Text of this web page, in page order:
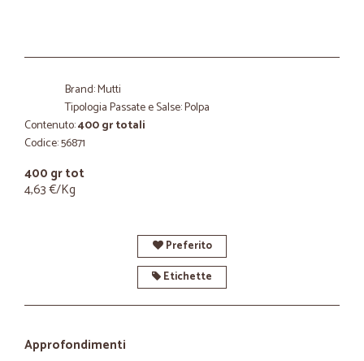
Brand: Mutti
Tipologia Passate e Salse: Polpa
Contenuto:400 gr totali
Codice: 56871
400 gr tot
4,63 €/Kg
Preferito
Etichette
Approfondimenti